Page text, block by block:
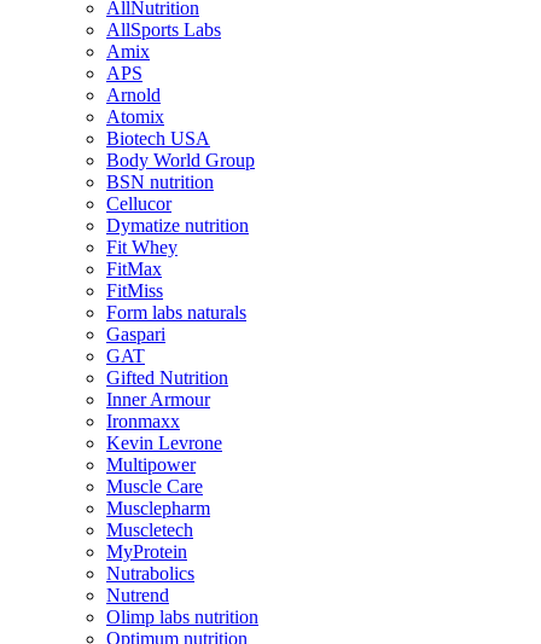
AllNutrition
AllSports Labs
Amix
APS
Arnold
Atomix
Biotech USA
Body World Group
BSN nutrition
Cellucor
Dymatize nutrition
Fit Whey
FitMax
FitMiss
Form labs naturals
Gaspari
GAT
Gifted Nutrition
Inner Armour
Ironmaxx
Kevin Levrone
Multipower
Muscle Care
Musclepharm
Muscletech
MyProtein
Nutrabolics
Nutrend
Olimp labs nutrition
Optimum nutrition